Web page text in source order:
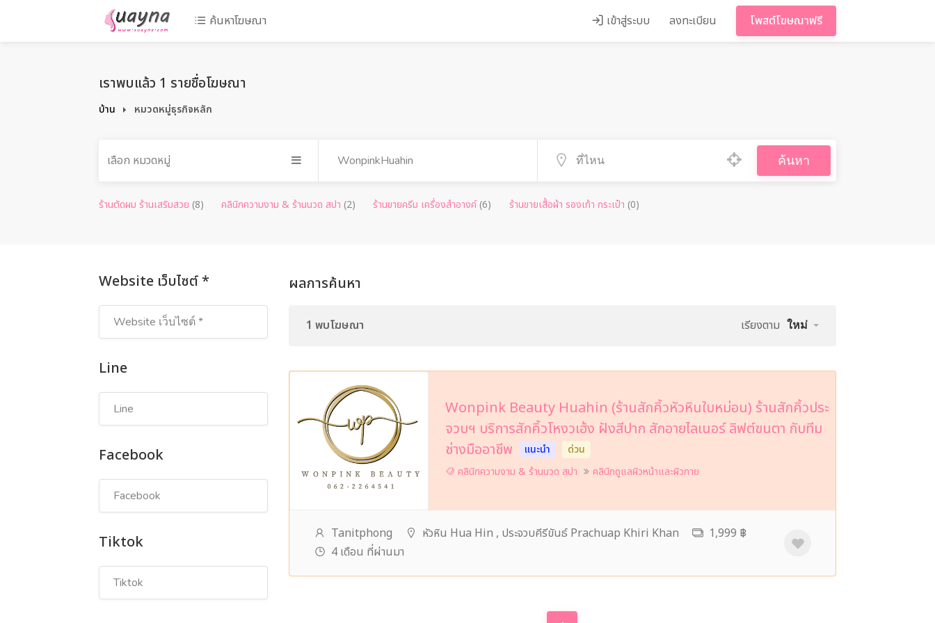
ค้นหาโฆษณา เข้าสู่ระบบ ลงทะเบียน โพสต์โฆษณาฟรี
เราพบแล้ว 1 รายชื่อโฆษณา
บ้าน หมวดหมู่ธุรกิจหลัก
เลือก หมวดหมู่ ค้นหา
ร้านตัดผม ร้านเสริมสวย (8) คลินิกความงาม & ร้านนวด สปา(2) ร้านขายครีม เครื่องสำอางค์(6) ร้านขายเสื้อผ้า รองเท้า กระเป๋า (0)
Website เว็บไซต์ *
Line
Facebook
Tiktok
ผลการค้นหา
1 พบโฆษณา เรียงตาม ใหม่
Wonpink Beauty Huahin (ร้านสักคิ้วหัวหินใบหม่อน) ร้านสักคิ้วประ
จวบฯ บริการสักคิ้วโหงวเฮ้ง ฝังสีปาก สักอายไลเนอร์ ลิฟต์ขนตา กับทีม
ช่างมืออาชีพ
แนะนำ
ด่วน
คลินิกความงาม & ร้านนวด สปา
คลินิกดูแลผิวหน้าและผิวกาย
Tanitphong หัวหิน Hua Hin , ประจวบคีรีขันธ์ Prachuap Khiri Khan
1,999 ฿
4 เดือน ที่ผ่านมา